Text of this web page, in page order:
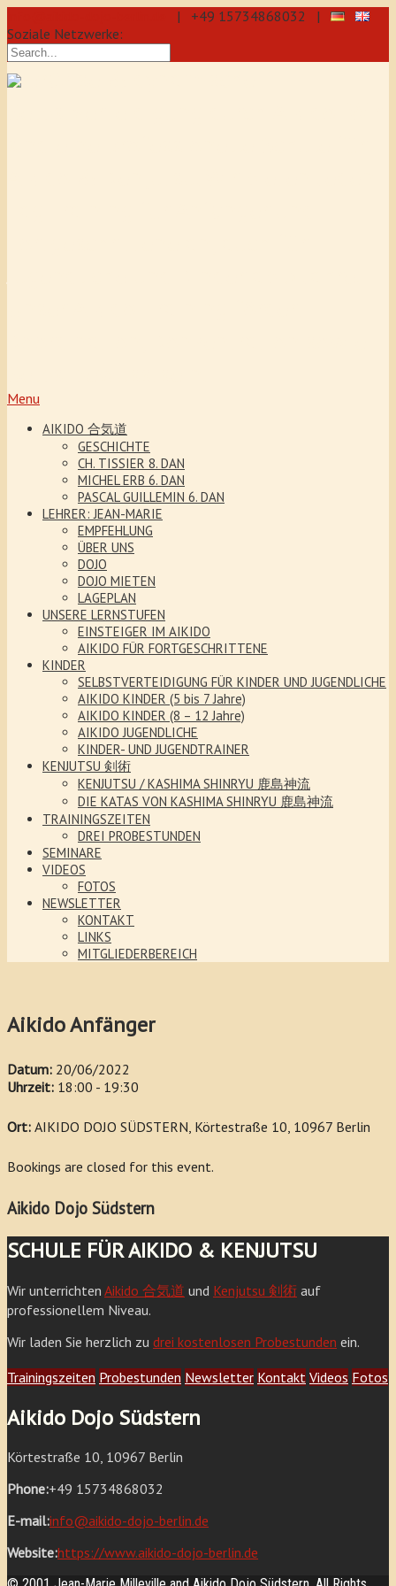
| +49 15734868032 |
Soziale Netzwerke:
Menu
AIKIDO 合気道
GESCHICHTE
CH. TISSIER 8. DAN
MICHEL ERB 6. DAN
PASCAL GUILLEMIN 6. DAN
LEHRER: JEAN-MARIE
EMPFEHLUNG
ÜBER UNS
DOJO
DOJO MIETEN
LAGEPLAN
UNSERE LERNSTUFEN
EINSTEIGER IM AIKIDO
AIKIDO FÜR FORTGESCHRITTENE
KINDER
SELBSTVERTEIDIGUNG FÜR KINDER UND JUGENDLICHE
AIKIDO KINDER (5 bis 7 Jahre)
AIKIDO KINDER (8 – 12 Jahre)
AIKIDO JUGENDLICHE
KINDER- UND JUGENDTRAINER
KENJUTSU 剣術
KENJUTSU / KASHIMA SHINRYU 鹿島神流
DIE KATAS VON KASHIMA SHINRYU 鹿島神流
TRAININGSZEITEN
DREI PROBESTUNDEN
SEMINARE
VIDEOS
FOTOS
NEWSLETTER
KONTAKT
LINKS
MITGLIEDERBEREICH
Aikido Anfänger
Datum: 20/06/2022
Uhrzeit: 18:00 - 19:30
Ort: AIKIDO DOJO SÜDSTERN, Körtestraße 10, 10967 Berlin
Bookings are closed for this event.
Aikido Dojo Südstern
SCHULE FÜR AIKIDO & KENJUTSU
Wir unterrichten Aikido 合気道 und Kenjutsu 剣術 auf
professionellem Niveau.
Wir laden Sie herzlich zu drei kostenlosen Probestunden ein.
Trainingszeiten Probestunden Newsletter Kontakt Videos Fotos
Aikido Dojo Südstern
Körtestraße 10, 10967 Berlin
Phone:+49 15734868032
E-mail:info@aikido-dojo-berlin.de
Website:https://www.aikido-dojo-berlin.de